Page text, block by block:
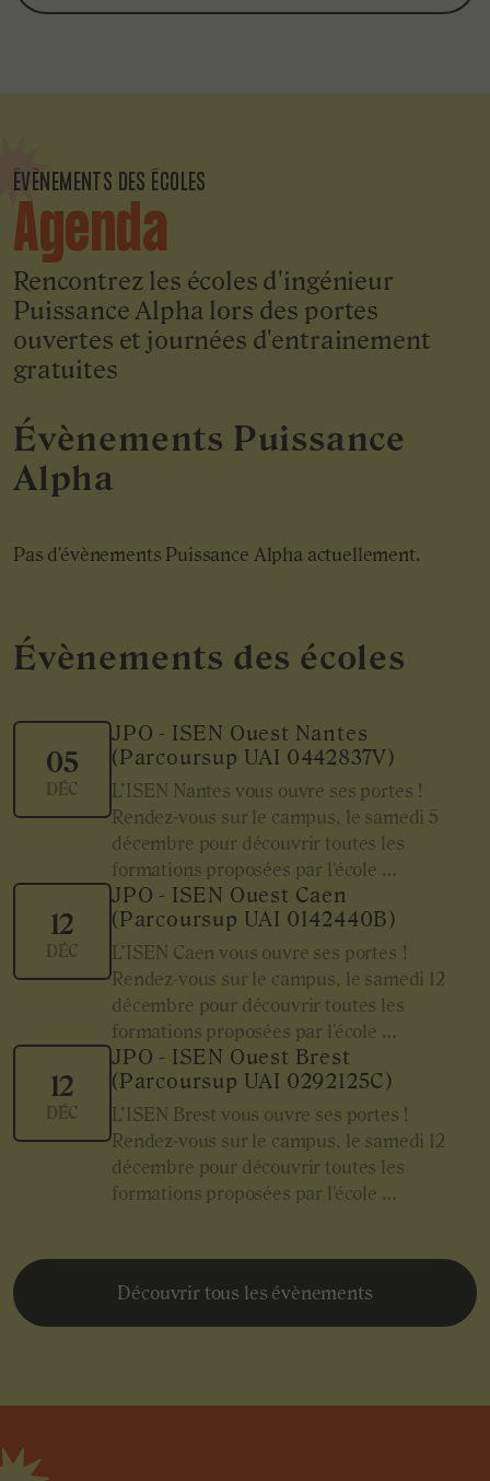
ÉVÈNEMENTS DES ÉCOLES
Agenda
Rencontrez les écoles d'ingénieur
Puissance Alpha lors des portes
ouvertes et journées d'entrainement
gratuites
Évènements Puissance
Alpha
Pas d'évènements Puissance Alpha actuellement.
Évènements des écoles
05
DÉC
JPO - ISEN Ouest Nantes
(Parcoursup UAI 0442837V)
L’ISEN Nantes vous ouvre ses portes !
Rendez-vous sur le campus, le samedi 5
décembre pour découvrir toutes les
formations proposées par l'école …
12
DÉC
JPO - ISEN Ouest Caen
(Parcoursup UAI 0142440B)
L’ISEN Caen vous ouvre ses portes !
Rendez-vous sur le campus, le samedi 12
décembre pour découvrir toutes les
formations proposées par l'école …
12
DÉC
JPO - ISEN Ouest Brest
(Parcoursup UAI 0292125C)
L’ISEN Brest vous ouvre ses portes !
Rendez-vous sur le campus, le samedi 12
décembre pour découvrir toutes les
formations proposées par l'école …
Découvrir tous les évènements